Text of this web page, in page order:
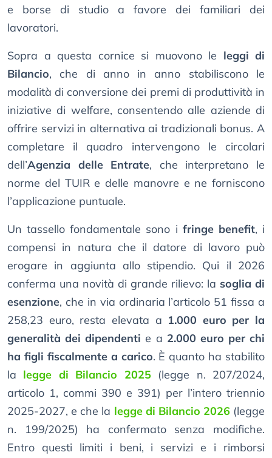
e borse di studio a favore dei familiari dei
lavoratori.
Sopra a questa cornice si muovono le leggi di
Bilancio, che di anno in anno stabiliscono le
modalità di conversione dei premi di produttività in
iniziative di welfare, consentendo alle aziende di
offrire servizi in alternativa ai tradizionali bonus. A
completare il quadro intervengono le circolari
dell’Agenzia delle Entrate, che interpretano le
norme del TUIR e delle manovre e ne forniscono
l’applicazione puntuale.
Un tassello fondamentale sono i fringe benefit, i
compensi in natura che il datore di lavoro può
erogare in aggiunta allo stipendio. Qui il 2026
conferma una novità di grande rilievo: la soglia di
esenzione, che in via ordinaria l’articolo 51 fissa a
258,23 euro, resta elevata a 1.000 euro per la
generalità dei dipendenti e a 2.000 euro per chi
ha figli fiscalmente a carico. È quanto ha stabilito
la legge di Bilancio 2025(legge n. 207/2024,
articolo 1, commi 390 e 391) per l’intero triennio
2025-2027, e che la legge di Bilancio 2026 (legge
n. 199/2025) ha confermato senza modifiche.
Entro questi limiti i beni, i servizi e i rimborsi